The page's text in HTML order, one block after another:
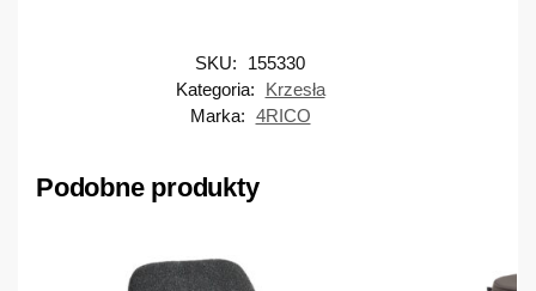
SKU:
155330
Kategoria:
Krzesła
Marka: 4RICO
Podobne produkty